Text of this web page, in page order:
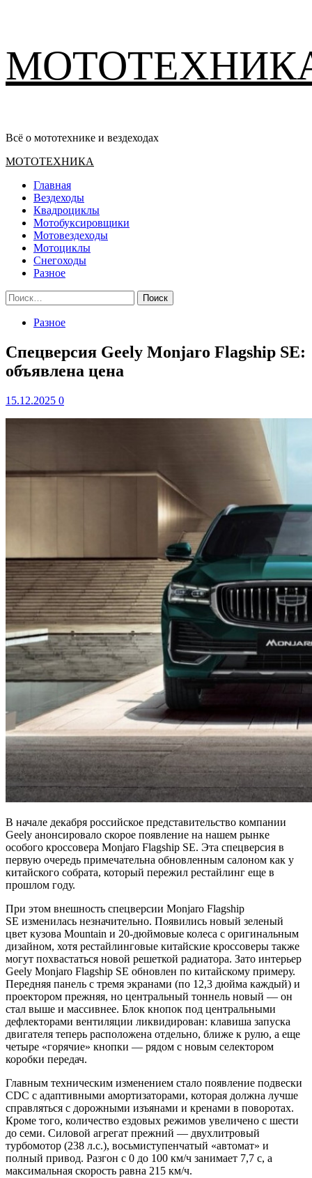
содержимому
Всё о мототехнике и вездеходах
Основное
МОТОТЕХНИКА
Главная
Вездеходы
Квадроциклы
Мотобуксировщики
Мотовездеходы
Мотоциклы
Снегоходы
Разное
Найти:
Разное
Спецверсия Geely Monjaro Flagship SE:
объявлена цена
15.12.2025 0
В начале декабря российское представительство компании
Geely анонсировало скорое появление на нашем рынке
особого кроссовера Monjaro Flagship SE. Эта спецверсия в
первую очередь примечательна обновленным салоном как у
китайского собрата, который пережил рестайлинг еще в
прошлом году.
При этом внешность спецверсии Monjaro Flagship
SE изменилась незначительно. Появились новый зеленый
цвет кузова Mountain и 20-дюймовые колеса с оригинальным
дизайном, хотя рестайлинговые китайские кроссоверы также
могут похвастаться новой решеткой радиатора. Зато интерьер
Geely Monjaro Flagship SE обновлен по китайскому примеру.
Передняя панель с тремя экранами (по 12,3 дюйма каждый) и
проектором прежняя, но центральный тоннель новый — он
стал выше и массивнее. Блок кнопок под центральными
дефлекторами вентиляции ликвидирован: клавиша запуска
двигателя теперь расположена отдельно, ближе к рулю, а еще
четыре «горячие» кнопки — рядом с новым селектором
коробки передач.
Главным техническим изменением стало появление подвески
CDC с адаптивными амортизаторами, которая должна лучше
справляться с дорожными изъянами и кренами в поворотах.
Кроме того, количество ездовых режимов увеличено с шести
до семи. Силовой агрегат прежний — двухлитровый
турбомотор (238 л.с.), восьмиступенчатый «автомат» и
полный привод. Разгон с 0 до 100 км/ч занимает 7,7 с, а
максимальная скорость равна 215 км/ч.